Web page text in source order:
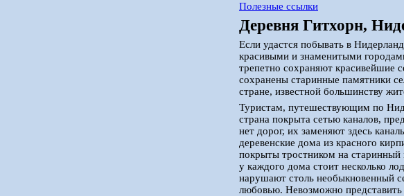
Полезные ссылки
Деревня Гитхорн,
Если удастся побывать в
красивыми и знаменитыми
трепетно сохраняют красивейшие
сохранены старинные памятники
стране, известной большинству
Туристам, путешествующим по
страна покрыта сетью каналов,
нет дорог, их заменяют здесь
деревенские дома из красного
покрыты тростником на
у каждого дома стоит несколько
нарушают столь необыкновенный
любовью. Невозможно представить